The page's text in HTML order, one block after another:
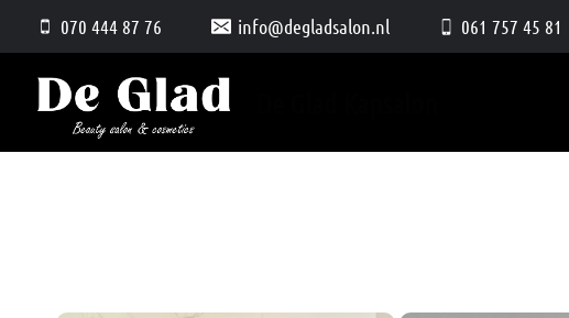
Doorgaan
inhoud
070 444 87 76 info@degladsalon.nl 061 757 45 81